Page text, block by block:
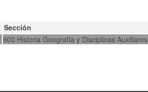
Sección
900 Historia Geografía y Disciplinas Auxiliares